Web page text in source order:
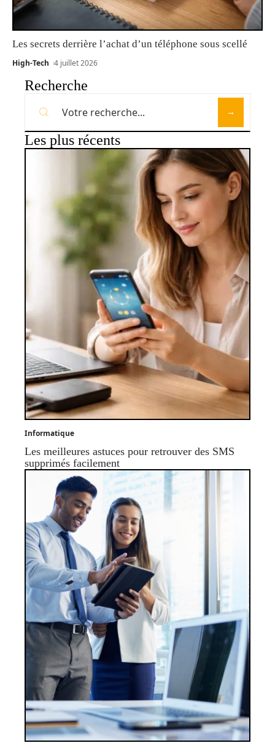
Les secrets derrière l’achat d’un téléphone sous scellé
High-Tech 4 juillet 2026
Recherche
Les plus récents
Informatique
Les meilleures astuces pour retrouver des SMS
supprimés facilement